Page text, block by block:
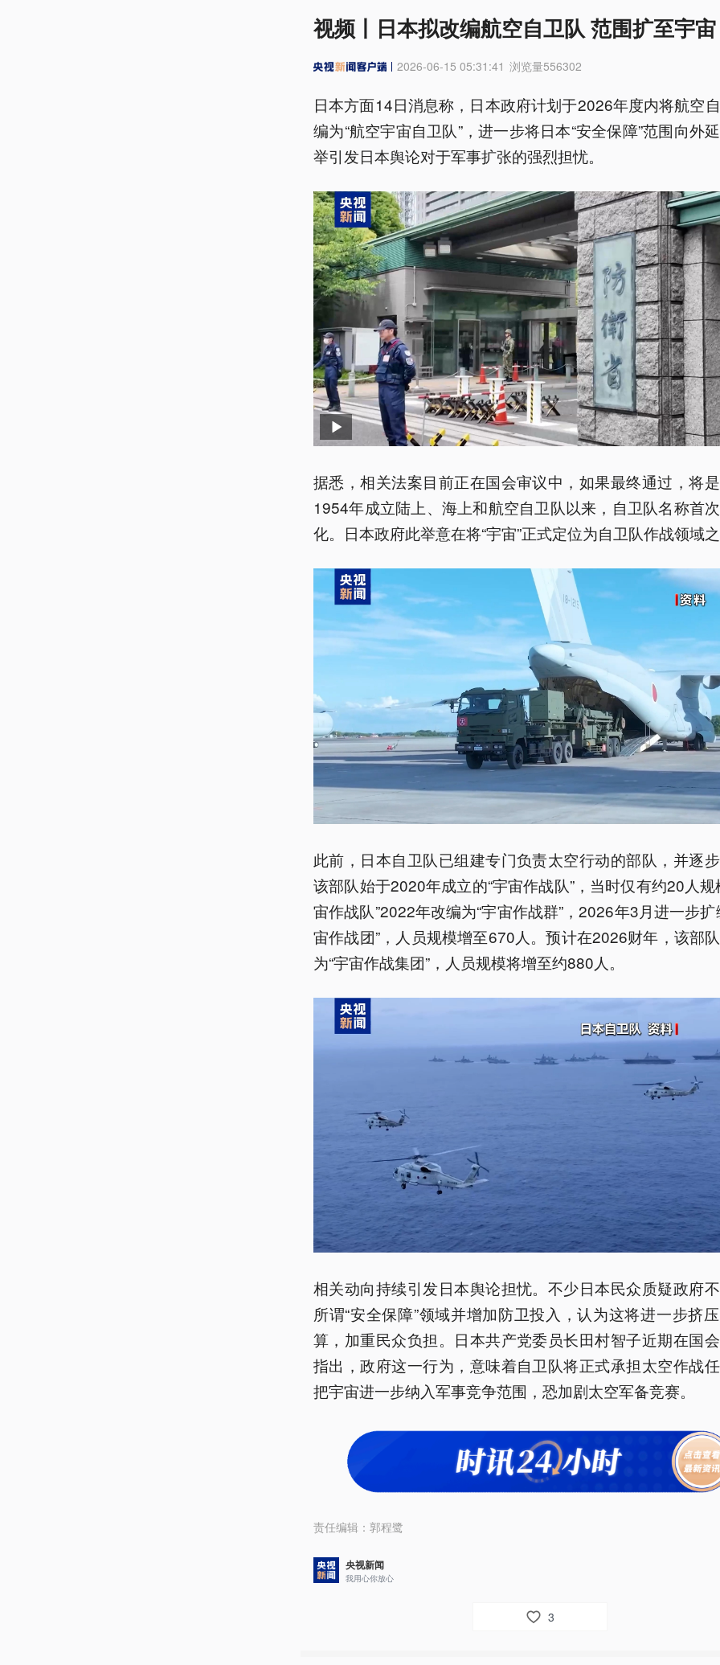
视频丨日本拟改编航空自卫队 范围扩至宇宙
2026-06-15 05:31:41 浏览量556302
日本方面14日消息称，日本政府计划于2026年度内将航空
编为“航空宇宙自卫队”，进一步将日本“安全保障”范围向外
举引发日本舆论对于军事扩张的强烈担忧。
据悉，相关法案目前正在国会审议中，如果最终通过，将
1954年成立陆上、海上和航空自卫队以来，自卫队名称首
化。日本政府此举意在将“宇宙”正式定位为自卫队作战领域
此前，日本自卫队已组建专门负责太空行动的部队，并逐
该部队始于2020年成立的“宇宙作战队”，当时仅有约20人规
宙作战队”2022年改编为“宇宙作战群”，2026年3月进一步扩
宙作战团”，人员规模增至670人。预计在2026财年，该部
为“宇宙作战集团”，人员规模将增至约880人。
相关动向持续引发日本舆论担忧。不少日本民众质疑政府
所谓“安全保障”领域并增加防卫投入，认为这将进一步挤
算，加重民众负担。日本共产党委员长田村智子近期在国
指出，政府这一行为，意味着自卫队将正式承担太空作战
把宇宙进一步纳入军事竞争范围，恐加剧太空军备竞赛。
责任编辑： 郭程鹭
央视新闻
我用心你放心
3